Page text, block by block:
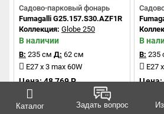
Каталог Задать вопрос
Садово-парковый фонарь
Fumagalli G25.157.S30.AZF1R
Коллекция: Globe 250
В наличии
В: 235 см Д: 62 см
E27 x 3 max 60W
Цена: 48 769 Р.
Купить
В
В: 235
E27
Цена: